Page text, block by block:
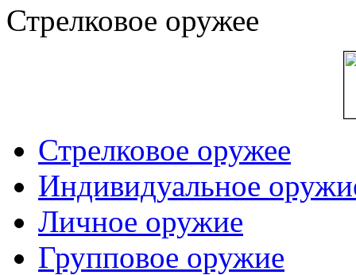
Стрелковое оружее
Стрелковое оружее
Индивидуальное
Личное оружие
Групповое оружие